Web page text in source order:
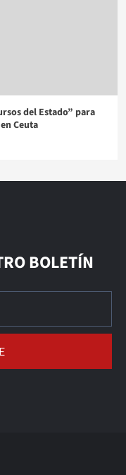
del Estado” para
Ceuta
BOLETÍN